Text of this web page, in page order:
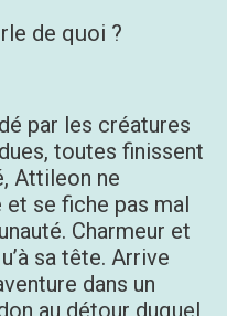
de quoi ?
par les créatures
toutes finissent
Attileon ne
se fiche pas mal
Charmeur et
sa tête. Arrive
dans un
au détour duquel